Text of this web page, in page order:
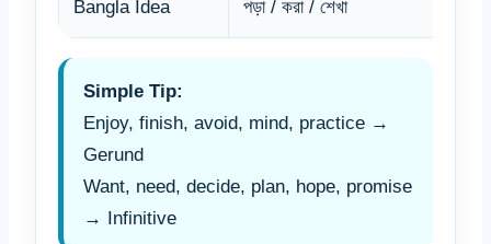
Bangla Idea পড়া / করা / শেখা
Simple Tip:
Enjoy, finish, avoid, mind, practice →
Gerund
Want, need, decide, plan, hope, promise
→ Infinitive